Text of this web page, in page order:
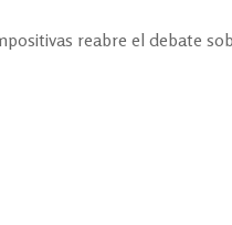
reabre el debate